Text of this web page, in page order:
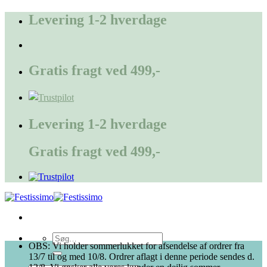
FortsætLevering 1-2 hverdage
Gratis fragt ved 499,-
Levering 1-2 hverdage
Gratis fragt ved 499,-
Søg
efter:
OBS: Vi holder sommerlukket for afsendelse af ordrer fra
13/7 til og med 10/8. Ordrer aflagt i denne periode sendes d.